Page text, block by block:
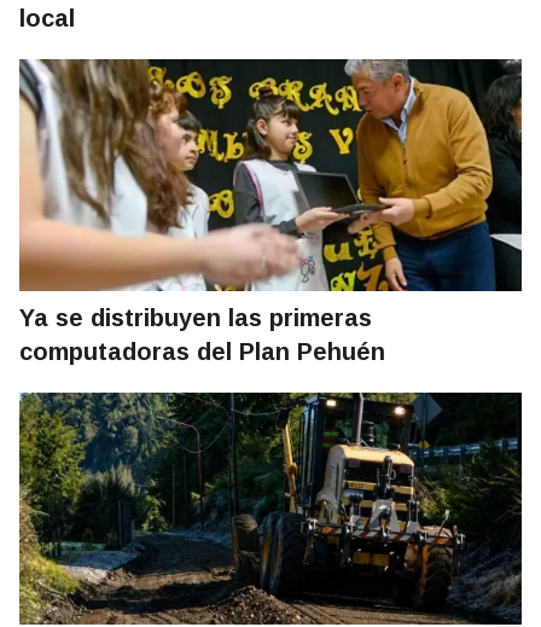
local
Ya se distribuyen las primeras
computadoras del Plan Pehuén